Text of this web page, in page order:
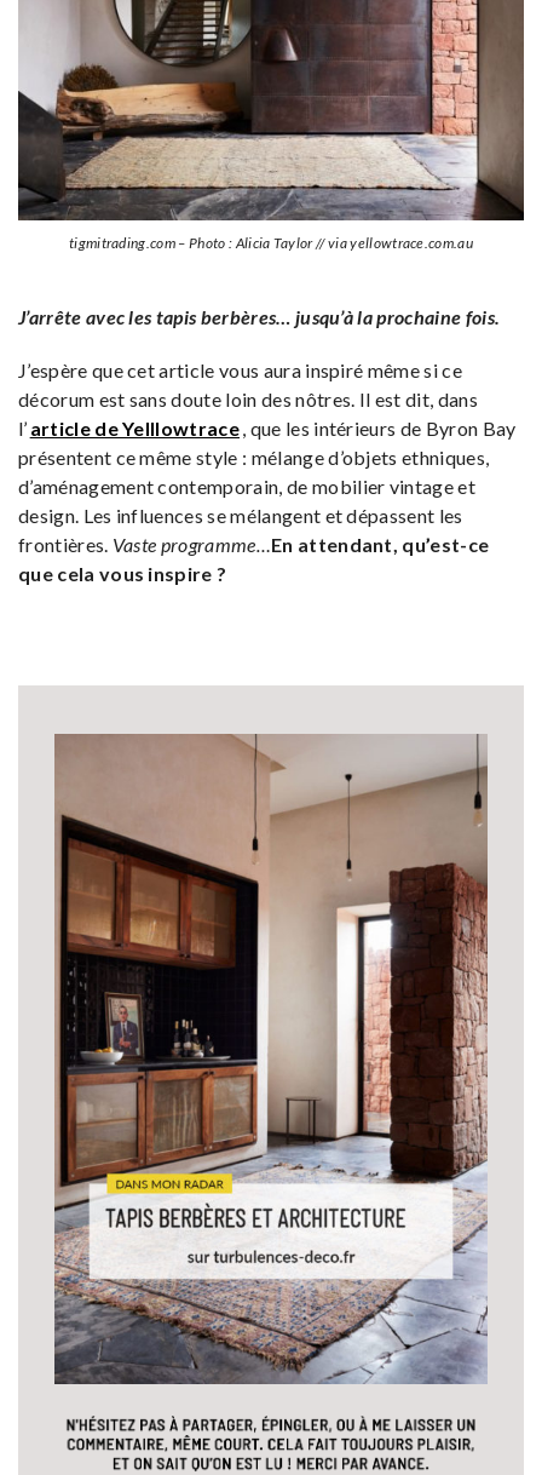
tigmitrading.com – Photo : Alicia Taylor // via yellowtrace.com.au
J’arrête avec les tapis berbères… jusqu’à la prochaine fois.
J’espère que cet article vous aura inspiré même si ce
décorum est sans doute loin des nôtres. Il est dit, dans
l’ article de Yelllowtrace , que les intérieurs de Byron Bay
présentent ce même style : mélange d’objets ethniques,
d’aménagement contemporain, de mobilier vintage et
design. Les influences se mélangent et dépassent les
frontières. Vaste programme… En attendant, qu’est-ce
que cela vous inspire ?